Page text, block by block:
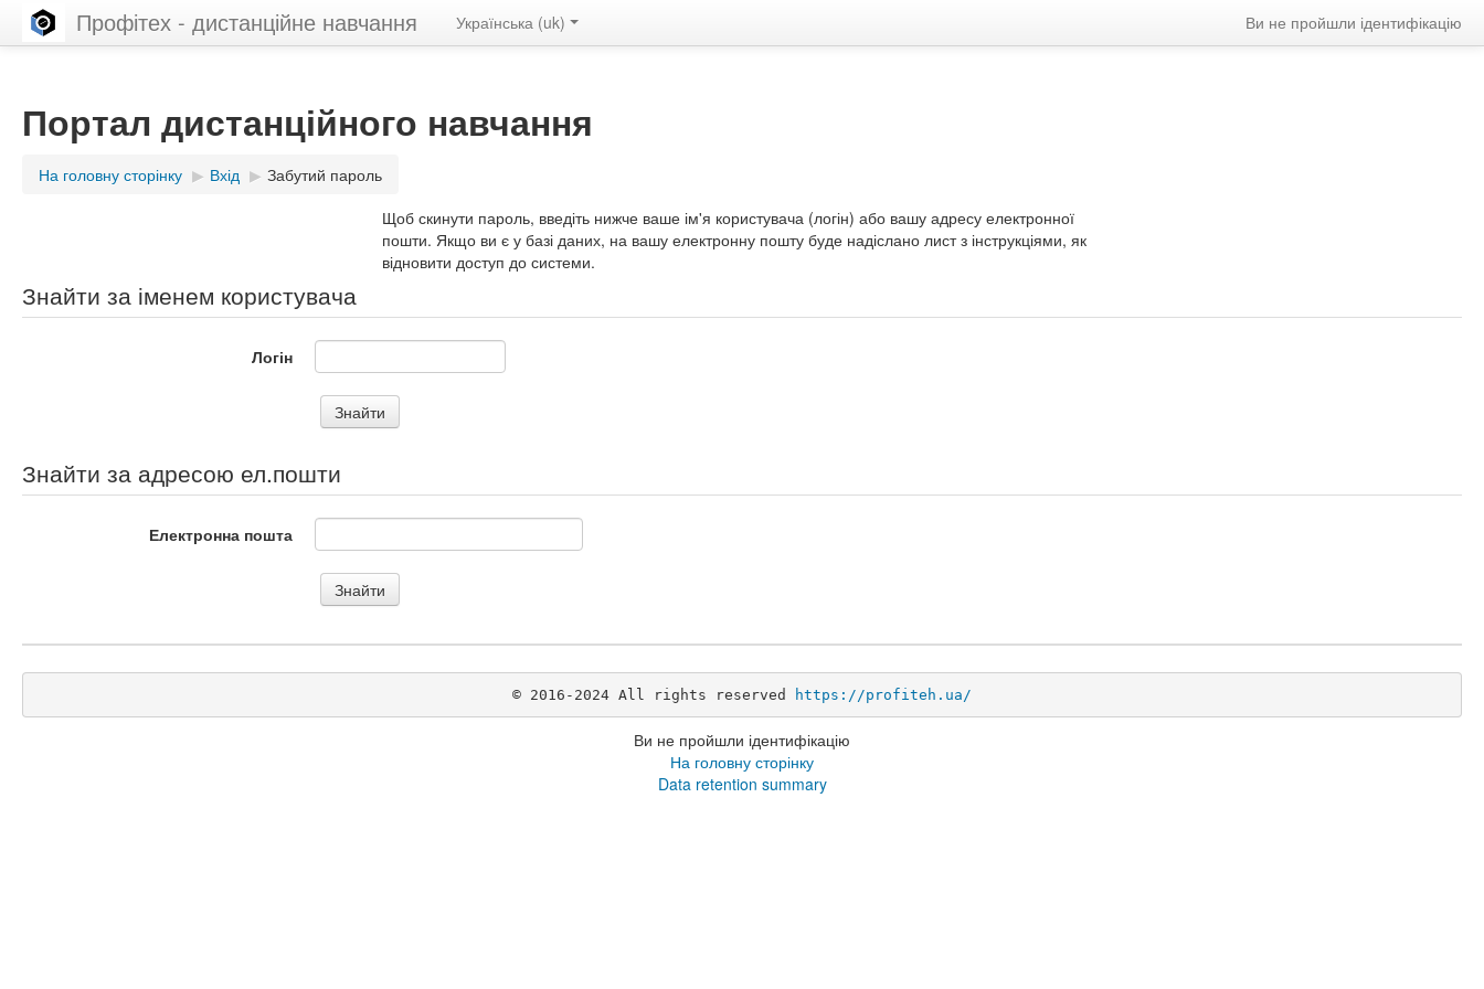
Профітех - дистанційне навчання Ви не пройшли ідентифікацію
Українська ‎(uk)‎
Портал дистанційного навчання
На головну сторінку ▶︎ Вхід ▶︎ Забутий пароль
Щоб скинути пароль, введіть нижче ваше ім'я користувача (логін) або вашу адресу електронної
пошти. Якщо ви є у базі даних, на вашу електронну пошту буде надіслано лист з інструкціями, як
відновити доступ до системи.
Знайти за іменем користувача
Логін
Знайти за адресою ел.пошти
Електронна пошта
© 2016-2024 All rights reserved https://profiteh.ua/
Ви не пройшли ідентифікацію
На головну сторінку
Data retention summary